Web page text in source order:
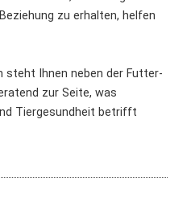
zu erhalten, helfen
steht Ihnen neben der Futter-
zur Seite, was
Tiergesundheit betrifft